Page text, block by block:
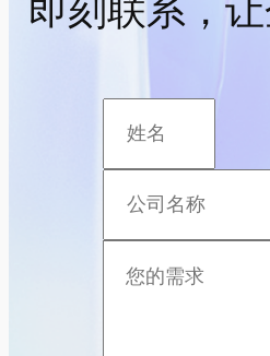
即刻联系，